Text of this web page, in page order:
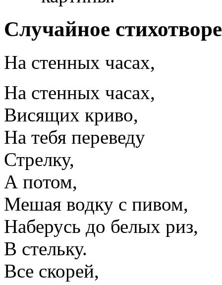
Случайное
На стенных часах,
На стенных часах,
Висящих криво,
На тебя переведу
Стрелку,
А потом,
Мешая водку с пивом,
Наберусь до белых риз,
В стельку.
Все скорей,